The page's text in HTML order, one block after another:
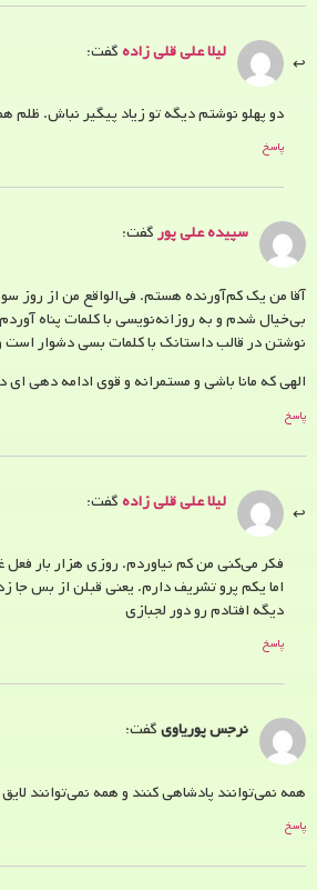
لیلا علی قلی زادهگفت:
دو پهلو نوشتم دیگه تو زیاد پیگیر نباش. ظلم
پاسخ
سپیده علی پورگفت:
آقا من یک کم‌آورنده هستم. فی‌الواقع من از روز
بی‌خیال شدم و به روزانه‌نویسی با کلمات پناه
نوشتن در قالب داستانک با کلمات بسی دشوار است
الهی که مانا باشی و مستمرانه و قوی ادامه دهی
پاسخ
لیلا علی قلی زادهگفت:
فکر می‌کنی من کم نیاوردم. روزی هزار بار
اما یکم پرو تشریف دارم. یعنی قبلن از بس جا
دیگه افتادم رو دور لجبازی
پاسخ
نرجس پوریاویگفت:
همه نمی‌توانند پادشاهی کنند و همه نمی‌توانند
پاسخ